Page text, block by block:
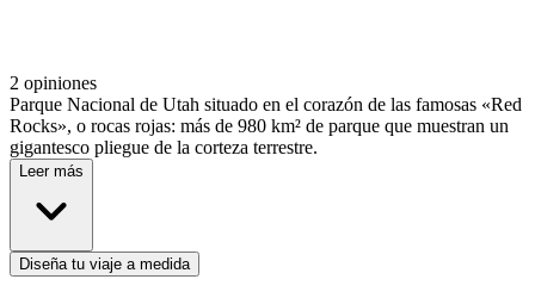
2 opiniones
Parque Nacional de Utah situado en el corazón de las famosas «Red
Rocks», o rocas rojas: más de 980 km² de parque que muestran un
gigantesco pliegue de la corteza terrestre.
Leer más
Diseña tu viaje a medida